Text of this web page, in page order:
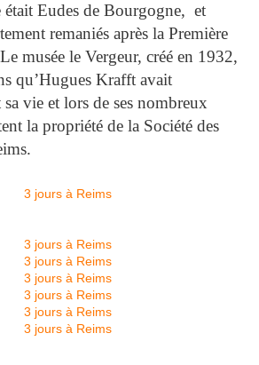
était Eudes de Bourgogne, et
remaniés après la Première
musée le Vergeur, créé en 1932,
qu’Hugues Krafft avait
vie et lors de ses nombreux
la propriété de la Société des